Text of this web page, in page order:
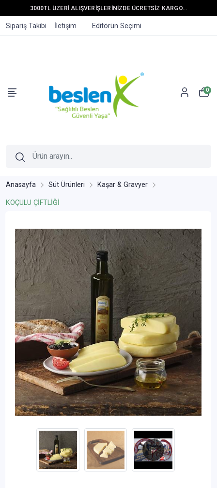
3000TL ÜZERİ ALIŞVERİŞLERİNİZDE ÜCRETSİZ KARGO...
Sipariş Takibi İletişim Editörün Seçimi
0
Anasayfa Süt Ürünleri Kaşar & Gravyer
KOÇULU ÇİFTLİĞİ